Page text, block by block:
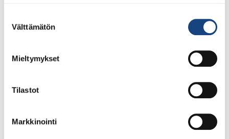
valinta
Välttämätön
Mieltymykset
Tilastot
Markkinointi
vuotta